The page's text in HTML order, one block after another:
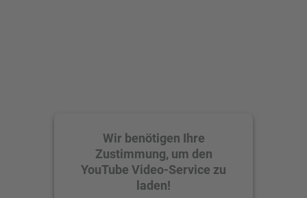
Wir benötigen Ihre
Zustimmung, um den
YouTube Video-Service zu
laden!